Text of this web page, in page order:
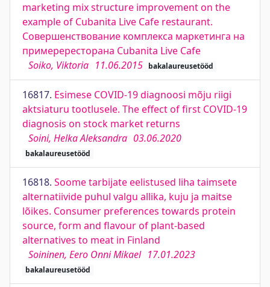
marketing mix structure improvement on the
example of Cubanita Live Cafe restaurant.
Совершенствование комплекса маркетинга на
примерересторана Cubanita Live Cafe
Soiko, Viktoria 11.06.2015 bakalaureusetööd
16817. Esimese COVID-19 diagnoosi mõju riigi
aktsiaturu tootlusele. The effect of first COVID-19
diagnosis on stock market returns
Soini, Helka Aleksandra 03.06.2020
bakalaureusetööd
16818. Soome tarbijate eelistused liha taimsete
alternatiivide puhul valgu allika, kuju ja maitse
lõikes. Consumer preferences towards protein
source, form and flavour of plant-based
alternatives to meat in Finland
Soininen, Eero Onni Mikael 17.01.2023
bakalaureusetööd